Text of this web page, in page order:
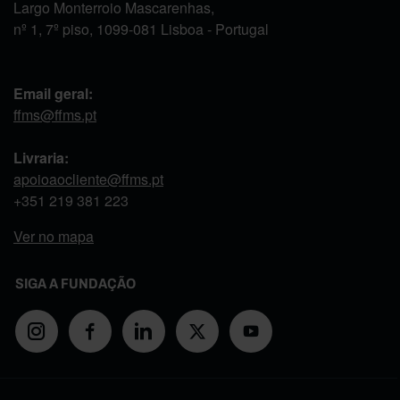
Largo Monterroio Mascarenhas,
nº 1, 7º piso, 1099-081 Lisboa - Portugal
Email geral:
ffms@ffms.pt
Livraria:
apoioaocliente@ffms.pt
+351 219 381 223
Ver no mapa
SIGA A FUNDAÇÃO